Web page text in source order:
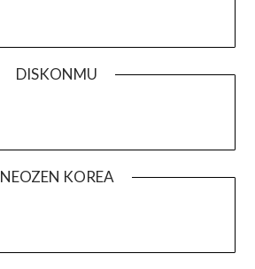
DISKONMU
NEOZEN KOREA